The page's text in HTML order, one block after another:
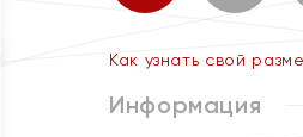
Как узнать свой
Информация